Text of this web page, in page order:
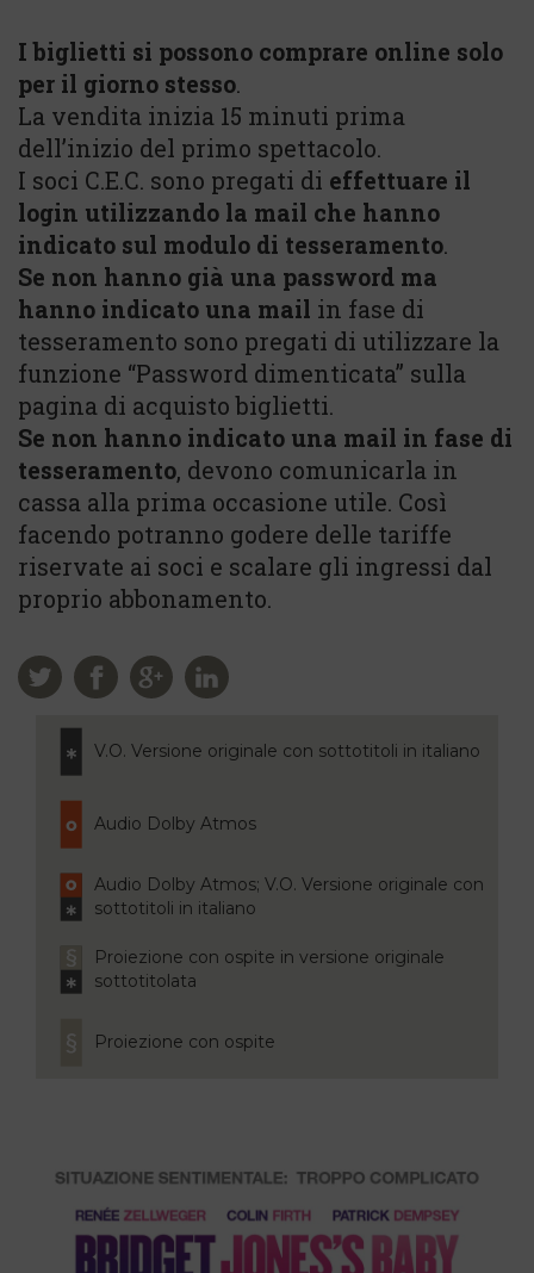
I biglietti si possono comprare online solo
per il giorno stesso.
La vendita inizia 15 minuti prima
dell’inizio del primo spettacolo.
I soci C.E.C. sono pregati di effettuare il
login utilizzando la mail che hanno
indicato sul modulo di tesseramento.
Se non hanno già una password ma
hanno indicato una mail in fase di
tesseramento sono pregati di utilizzare la
funzione “Password dimenticata” sulla
pagina di acquisto biglietti.
Se non hanno indicato una mail in fase di
tesseramento, devono comunicarla in
cassa alla prima occasione utile. Così
facendo potranno godere delle tariffe
riservate ai soci e scalare gli ingressi dal
proprio abbonamento.
V.O. Versione originale con sottotitoli in italiano
Audio Dolby Atmos
Audio Dolby Atmos; V.O. Versione originale con
sottotitoli in italiano
Proiezione con ospite in versione originale
sottotitolata
Proiezione con ospite